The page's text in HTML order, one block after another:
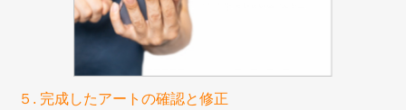
５. 完成したアートの確認と修正